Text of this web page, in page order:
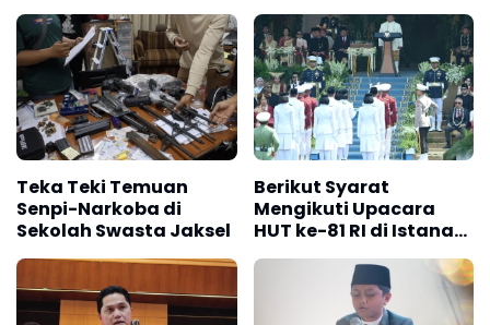
Teka Teki Temuan
Senpi-Narkoba di
Sekolah Swasta Jaksel
Berikut Syarat
Mengikuti Upacara
HUT ke-81 RI di Istana
Merdeka